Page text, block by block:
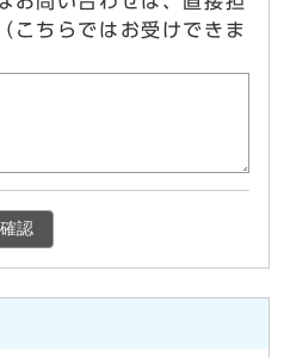
こちらではお受けできま
確認